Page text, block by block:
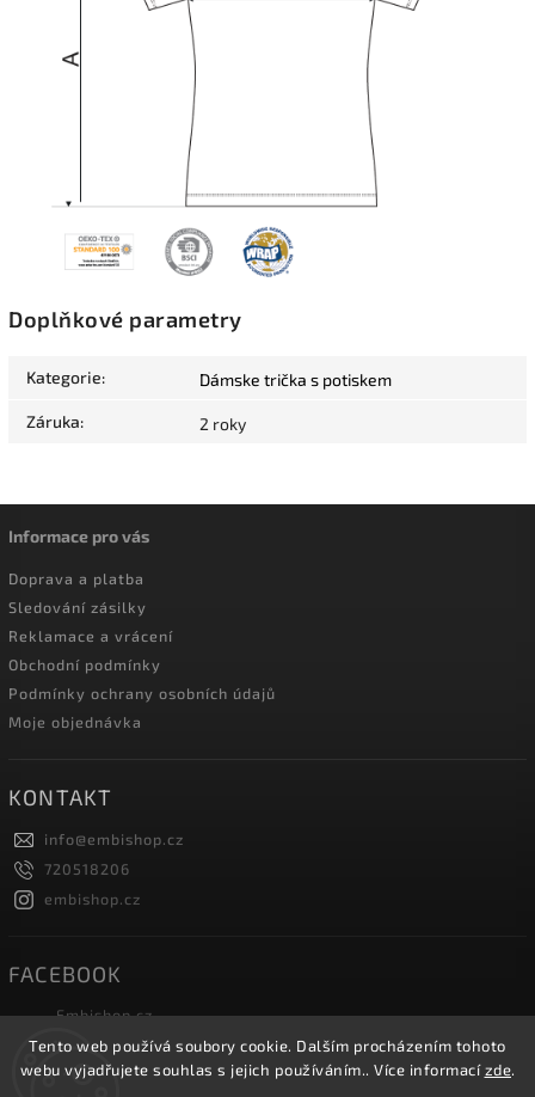
Tento web používá soubory cookie. Dalším procházením tohoto
webu vyjadřujete souhlas s jejich používáním.. Více informacízde.
Doplňkové parametry
Kategorie: Dámske trička s potiskem
Záruka: 2 roky
Informace pro vás
Doprava a platba
Sledování zásilky
Reklamace a vrácení
Obchodní podmínky
Podmínky ochrany osobních údajů
Moje objednávka
KONTAKT
info@embishop.cz
720518206
embishop.cz
FACEBOOK
Embishop.cz